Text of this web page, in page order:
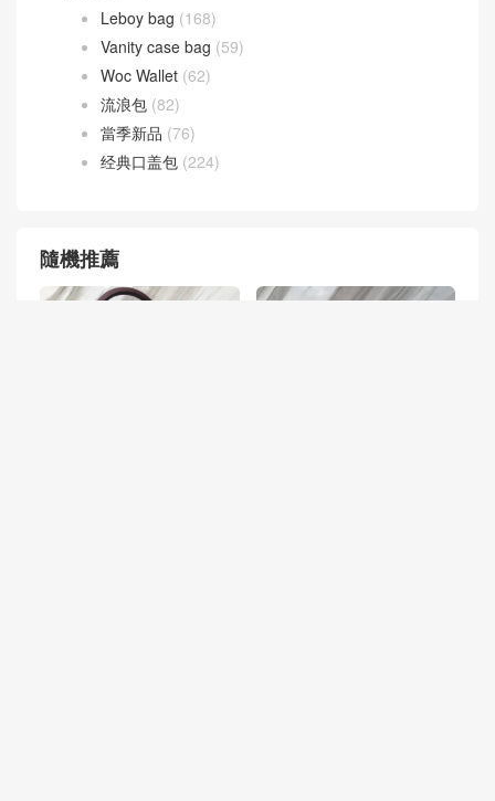
Leboy bag (168)
Vanity case bag (59)
Woc Wallet (62)
流浪包 (82)
當季新品 (76)
经典口盖包 (224)
隨機推薦